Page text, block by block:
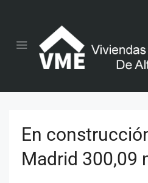
En
Madrid 300,09